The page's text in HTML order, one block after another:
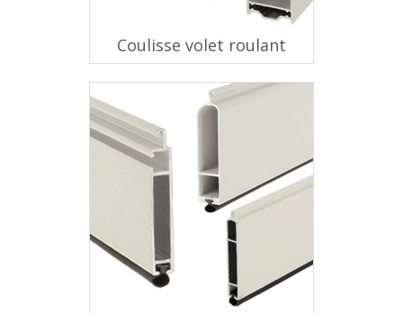
Coulisse volet roulant